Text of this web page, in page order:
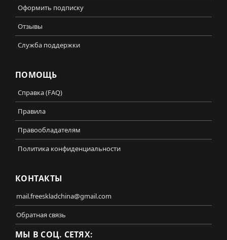
Оформить подписку
Отзывы
Служба поддержки
ПОМОЩЬ
Справка (FAQ)
Правила
Правообладателям
Политика конфиденциальности
КОНТАКТЫ
mail.freeskladchina@gmail.com
Обратная связь
МЫ В СОЦ. СЕТЯХ: